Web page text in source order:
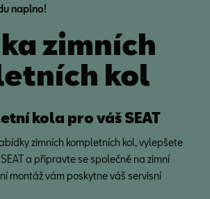
naplno!
zimních
kol
kola pro váš SEAT
zimních kompletních kol, vylepšete
a připravte se společně na zimní
montáž vám poskytne váš servisní